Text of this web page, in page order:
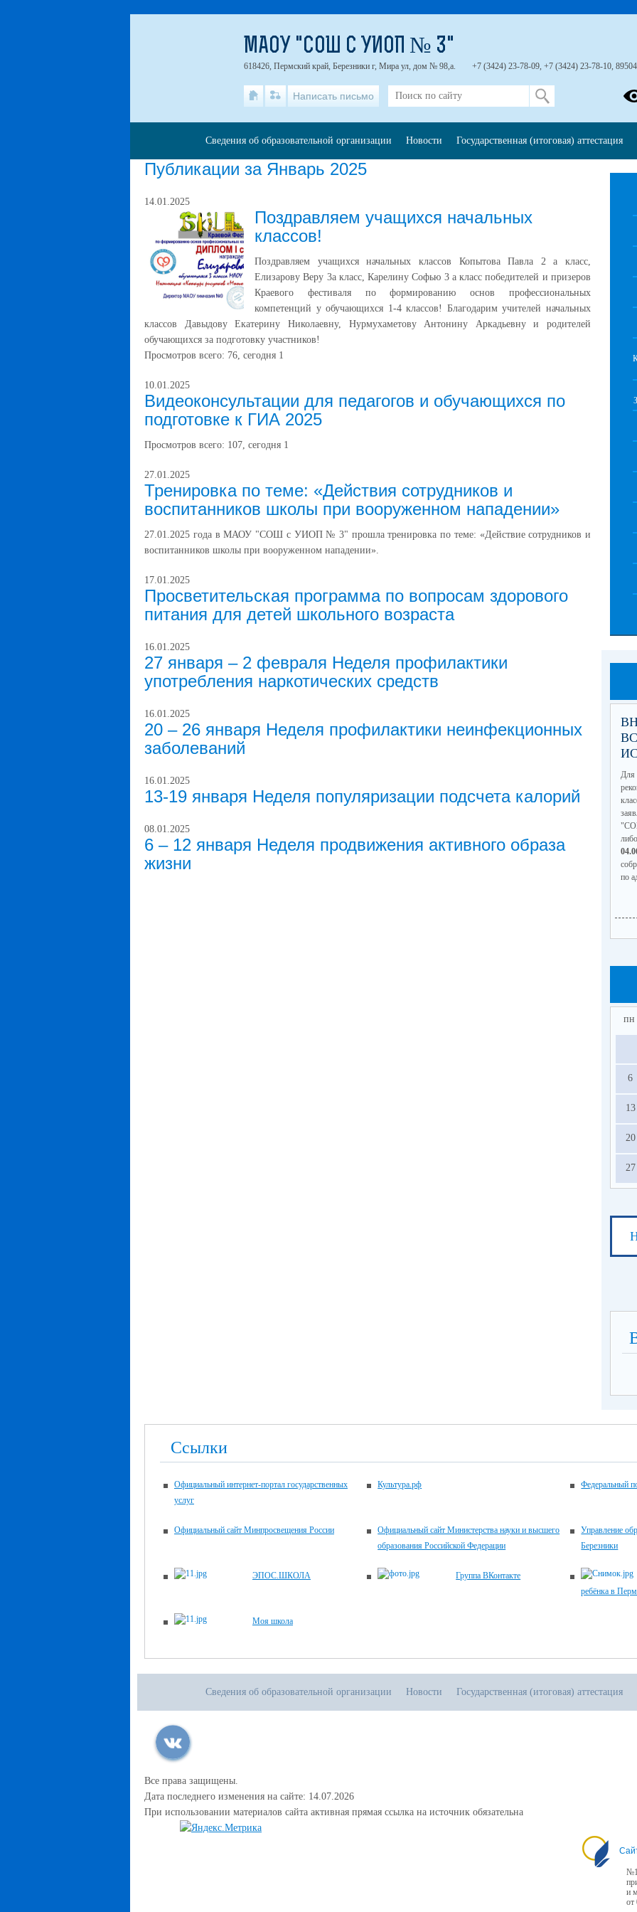
Публикации за Январь 2025
14.01.2025
Поздравляем учащихся начальных
классов!
Поздравляем учащихся начальных классов Копытова Павла 2 а класс,
Елизарову Веру 3а класс, Карелину Софью 3 а класс победителей и призеров
Краевого фестиваля по формированию основ профессиональных
компетенций у обучающихся 1-4 классов! Благодарим учителей начальных
классов Давыдову Екатерину Николаевну, Нурмухаметову Антонину Аркадьевну и родителей
обучающихся за подготовку участников!
Просмотров всего: 76, сегодня 1
10.01.2025
Видеоконсультации для педагогов и обучающихся по
подготовке к ГИА 2025
Просмотров всего: 107, сегодня 1
27.01.2025
Тренировка по теме: «Действия сотрудников и
воспитанников школы при вооруженном нападении»
27.01.2025 года в МАОУ "СОШ с УИОП № 3" прошла тренировка по теме: «Действие сотрудников и
воспитанников школы при вооруженном нападении».
17.01.2025
Просветительская программа по вопросам здорового
питания для детей школьного возраста
16.01.2025
27 января – 2 февраля Неделя профилактики
употребления наркотических средств
16.01.2025
20 – 26 января Неделя профилактики неинфекционных
заболеваний
16.01.2025
13-19 января Неделя популяризации подсчета калорий
08.01.2025
6 – 12 января Неделя продвижения активного образа
жизни
Для
по
пн
6
13
20
27
Ссылки
Официальный интернет-портал государственных
услуг
Культура.рф Федеральный
Официальный сайт Минпросвещения России
Официальный сайт Министерства науки и высшего
образования Российской Федерации
Управление
Березники
ЭПОС.ШКОЛА Группа ВКонтакте
ребёнка в
Моя школа
МАОУ "СОШ С УИОП № 3"
618426, Пермский край, Березники г, Мира ул, дом № 98,а. +7 (3424) 23-78-09, +7 (3424) 23-78-10,
Написать письмо
Сведения об образовательной организации Новости Государственная (итоговая) аттестация
Сведения об образовательной организации Новости Государственная (итоговая) аттестация
Все права защищены.
Дата последнего изменения на сайте: 14.07.2026
При использовании материалов сайта активная прямая ссылка на источник обязательна
и
от